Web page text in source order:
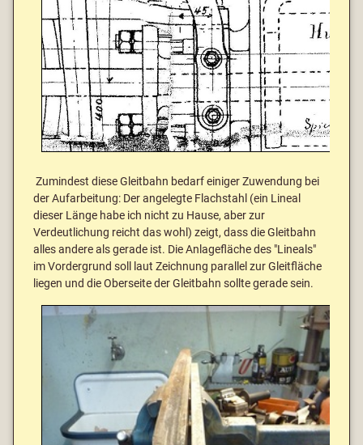
Zumindest diese Gleitbahn bedarf einiger Zuwendung bei
der Aufarbeitung: Der angelegte Flachstahl (ein Lineal
dieser Länge habe ich nicht zu Hause, aber zur
Verdeutlichung reicht das wohl) zeigt, dass die Gleitbahn
alles andere als gerade ist. Die Anlagefläche des "Lineals"
im Vordergrund soll laut Zeichnung parallel zur Gleitfläche
liegen und die Oberseite der Gleitbahn sollte gerade sein.